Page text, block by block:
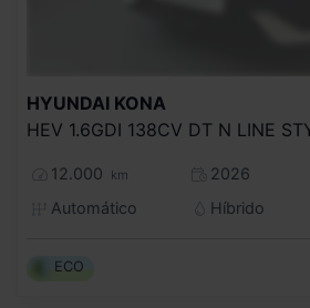
HYUNDAI KONA
HEV 1.6GDI 138CV DT N LINE
12.000 km
2026
Automático
Híbrido
ECO